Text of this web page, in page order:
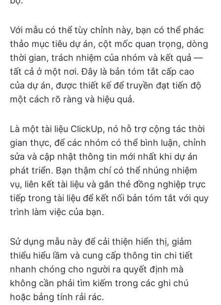
Với mẫu có thể tùy chỉnh này, bạn có thể phác
thảo mục tiêu dự án, cột mốc quan trọng, dòng
thời gian, trách nhiệm của nhóm và kết quả —
tất cả ở một nơi. Đây là bản tóm tắt cấp cao
của dự án, được thiết kế để truyền đạt tiến độ
một cách rõ ràng và hiệu quả.
Là một tài liệu ClickUp, nó hỗ trợ cộng tác thời
gian thực, để các nhóm có thể bình luận, chỉnh
sửa và cập nhật thông tin mới nhất khi dự án
phát triển. Bạn thậm chí có thể nhúng nhiệm
vụ, liên kết tài liệu và gắn thẻ đồng nghiệp trực
tiếp trong tài liệu để kết nối bản tóm tắt với quy
trình làm việc của bạn.
Sử dụng mẫu này để cải thiện hiển thị, giảm
thiểu hiểu lầm và cung cấp thông tin chi tiết
nhanh chóng cho người ra quyết định mà
không cần phải tìm kiếm trong các ghi chú
hoặc bảng tính rải rác.